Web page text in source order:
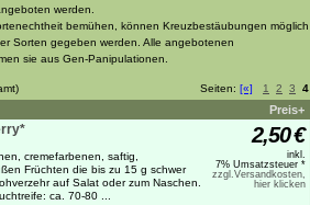
werden.
bemühen, können Kreuzbestäubungen möglich
Sorten gegeben werden. Alle angebotenen
sie aus Gen-Panipulationen.
Seiten: [«] 1 2 3 4
Preis+
cremefarbenen, saftig,
Früchten die bis zu 15 g schwer
auf Salat oder zum Naschen.
ca. 70-80 ...
2,50€
inkl.
7% Umsatzsteuer *
zzgl.Versandkosten,
hier klicken